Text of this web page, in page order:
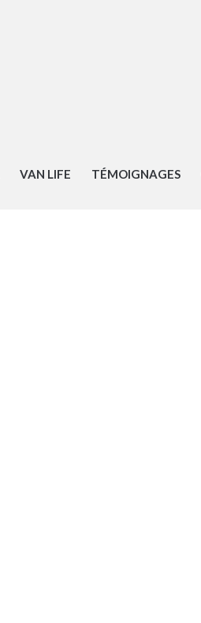
VAN LIFE TÉMOIGNAGES